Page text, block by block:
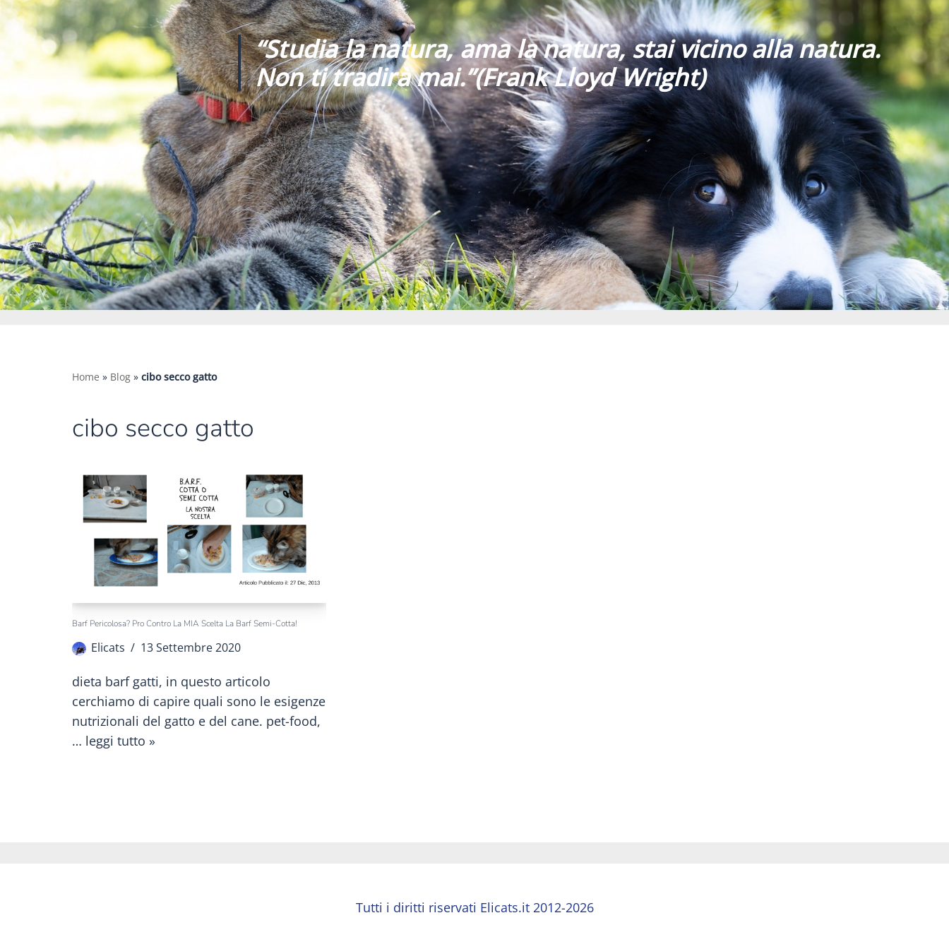
“Studia la natura, ama la natura, stai vicino alla natura.
Non ti tradirà mai.”(Frank Lloyd Wright)
Home » Blog » cibo secco gatto
cibo secco gatto
Barf Pericolosa? Pro Contro La MIA Scelta La Barf Semi-Cotta!
Elicats 13 Settembre 2020
dieta barf gatti, in questo articolo
cerchiamo di capire quali sono le esigenze
nutrizionali del gatto e del cane. pet-food,
… leggi tutto »
Tutti i diritti riservati Elicats.it 2012-2026